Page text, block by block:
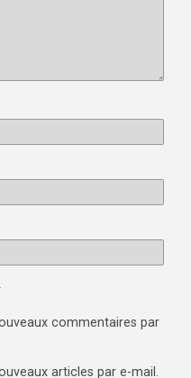
commentaires par
articles par e-mail.